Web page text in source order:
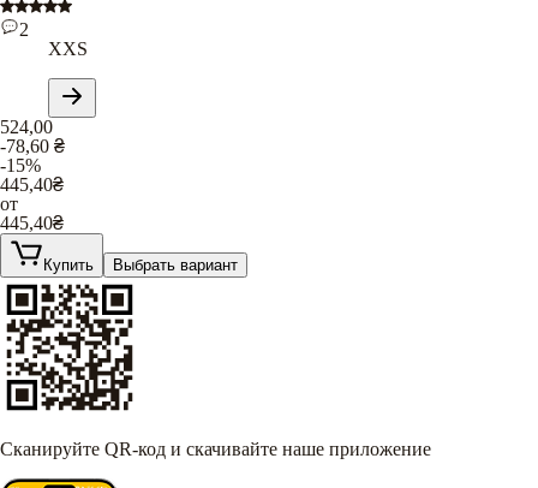
2
XXS
524,00
-78,60 ₴
-15%
445,40₴
от
445,40₴
Купить Выбрать вариант
Сканируйте QR-код и скачивайте наше приложение